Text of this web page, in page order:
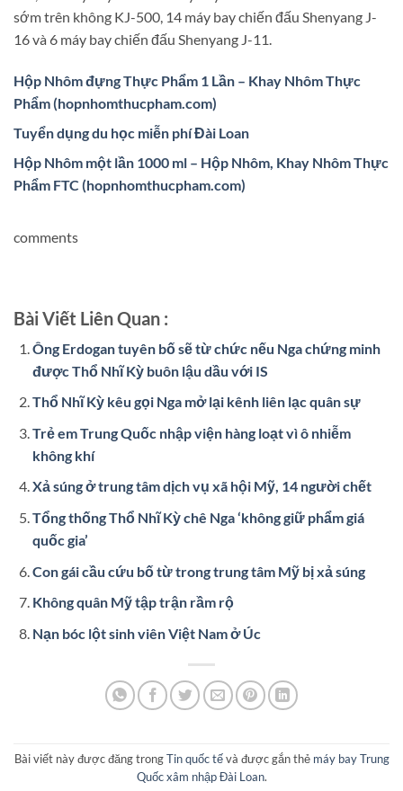
sớm trên không KJ-500, 14 máy bay chiến đấu Shenyang J-
16 và 6 máy bay chiến đấu Shenyang J-11.
Hộp Nhôm đựng Thực Phẩm 1 Lần – Khay Nhôm Thực
Phẩm (hopnhomthucpham.com)
Tuyển dụng du học miễn phí Đài Loan
Hộp Nhôm một lần 1000 ml – Hộp Nhôm, Khay Nhôm Thực
Phẩm FTC (hopnhomthucpham.com)
comments
Bài Viết Liên Quan :
Ông Erdogan tuyên bố sẽ từ chức nếu Nga chứng minh
được Thổ Nhĩ Kỳ buôn lậu dầu với IS
Thổ Nhĩ Kỳ kêu gọi Nga mở lại kênh liên lạc quân sự
Trẻ em Trung Quốc nhập viện hàng loạt vì ô nhiễm
không khí
Xả súng ở trung tâm dịch vụ xã hội Mỹ, 14 người chết
Tổng thống Thổ Nhĩ Kỳ chê Nga ‘không giữ phẩm giá
quốc gia’
Con gái cầu cứu bố từ trong trung tâm Mỹ bị xả súng
Không quân Mỹ tập trận rầm rộ
Nạn bóc lột sinh viên Việt Nam ở Úc
Bài viết này được đăng trongTin quốc tếvà được gắn thẻ máy bay Trung
Quốc xâm nhập Đài Loan.